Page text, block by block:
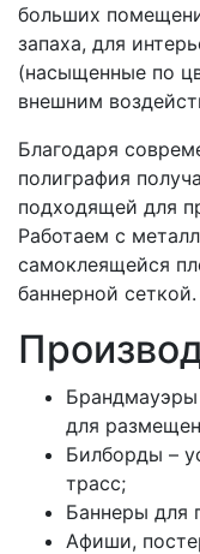
больших
запаха, для
(насыщенные по
внешним
Благодаря
полиграфия
подходящей для
Работаем с
самоклеящейся
баннерной сеткой.
для
Билборды –
трасс;
Баннеры для
Афиши,